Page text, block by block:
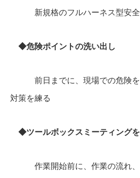
新規格のフルハーネス型安全
◆危険ポイントの洗い出し
前日までに、現場での危険を
対策を練る
◆ツールボックスミーティングを
作業開始前に、作業の流れ、